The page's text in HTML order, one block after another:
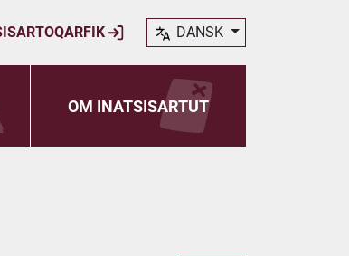
DANSK
OM INATSISARTUT